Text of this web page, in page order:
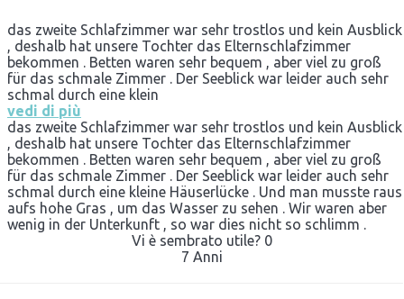
das zweite Schlafzimmer war sehr trostlos und kein Ausblick
, deshalb hat unsere Tochter das Elternschlafzimmer
bekommen . Betten waren sehr bequem , aber viel zu groß
für das schmale Zimmer . Der Seeblick war leider auch sehr
schmal durch eine klein
vedi di più
das zweite Schlafzimmer war sehr trostlos und kein Ausblick
, deshalb hat unsere Tochter das Elternschlafzimmer
bekommen . Betten waren sehr bequem , aber viel zu groß
für das schmale Zimmer . Der Seeblick war leider auch sehr
schmal durch eine kleine Häuserlücke . Und man musste raus
aufs hohe Gras , um das Wasser zu sehen . Wir waren aber
wenig in der Unterkunft , so war dies nicht so schlimm .
Vi è sembrato utile? 0
7 Anni